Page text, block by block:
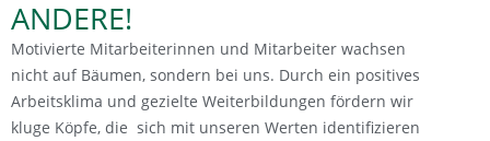
ANDERE!
Motivierte Mitarbeiterinnen und Mitarbeiter wachsen
nicht auf Bäumen, sondern bei uns. Durch ein positives
Arbeitsklima und gezielte Weiterbildungen fördern wir
kluge Köpfe, die sich mit unseren Werten identifizieren